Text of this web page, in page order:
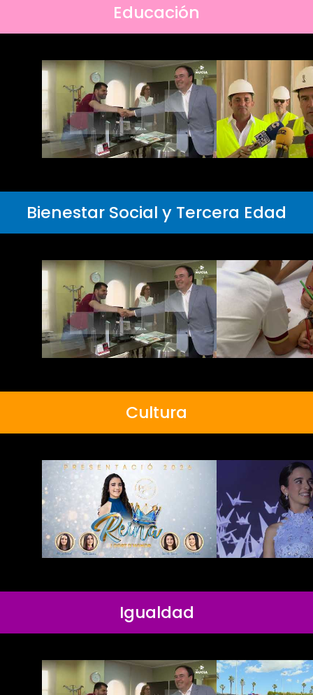
Educación
Bienestar Social y Tercera Edad
Cultura
Igualdad